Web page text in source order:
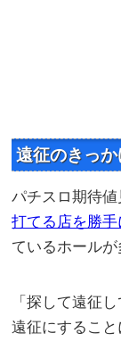
遠征のきっ
パチスロ期待
打てる店を勝
ているホールが
「探して遠征
遠征にすること